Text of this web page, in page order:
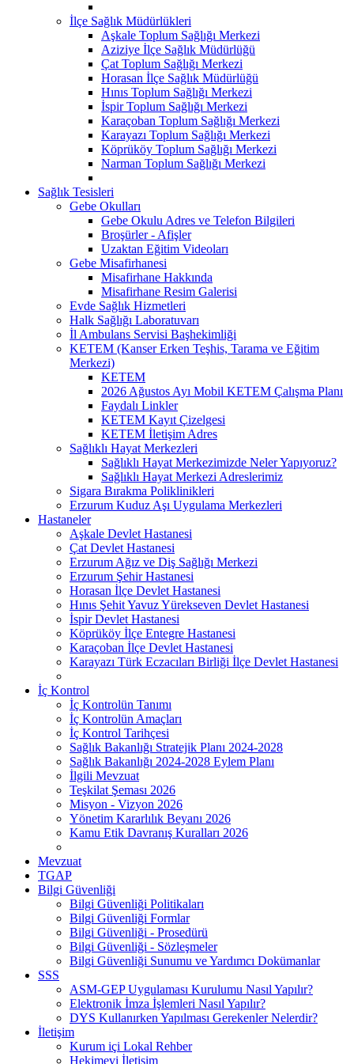
İlçe Sağlık Müdürlükleri
Aşkale Toplum Sağlığı Merkezi
Aziziye İlçe Sağlık Müdürlüğü
Çat Toplum Sağlığı Merkezi
Horasan İlçe Sağlık Müdürlüğü
Hınıs Toplum Sağlığı Merkezi
İspir Toplum Sağlığı Merkezi
Karaçoban Toplum Sağlığı Merkezi
Karayazı Toplum Sağlığı Merkezi
Köprüköy Toplum Sağlığı Merkezi
Narman Toplum Sağlığı Merkezi
Sağlık Tesisleri
Gebe Okulları
Gebe Okulu Adres ve Telefon Bilgileri
Broşürler - Afişler
Uzaktan Eğitim Videoları
Gebe Misafirhanesi
Misafirhane Hakkında
Misafirhane Resim Galerisi
Evde Sağlık Hizmetleri
Halk Sağlığı Laboratuvarı
İl Ambulans Servisi Başhekimliği
KETEM (Kanser Erken Teşhis, Tarama ve Eğitim
Merkezi)
KETEM
2026 Ağustos Ayı Mobil KETEM Çalışma Planı
Faydalı Linkler
KETEM Kayıt Çizelgesi
KETEM İletişim Adres
Sağlıklı Hayat Merkezleri
Sağlıklı Hayat Merkezimizde Neler Yapıyoruz?
Sağlıklı Hayat Merkezi Adreslerimiz
Sigara Bırakma Poliklinikleri
Erzurum Kuduz Aşı Uygulama Merkezleri
Hastaneler
Aşkale Devlet Hastanesi
Çat Devlet Hastanesi
Erzurum Ağız ve Diş Sağlığı Merkezi
Erzurum Şehir Hastanesi
Horasan İlçe Devlet Hastanesi
Hınıs Şehit Yavuz Yürekseven Devlet Hastanesi
İspir Devlet Hastanesi
Köprüköy İlçe Entegre Hastanesi
Karaçoban İlçe Devlet Hastanesi
Karayazı Türk Eczacıları Birliği İlçe Devlet Hastanesi
İç Kontrol
İç Kontrolün Tanımı
İç Kontrolün Amaçları
İç Kontrol Tarihçesi
Sağlık Bakanlığı Stratejik Planı 2024-2028
Sağlık Bakanlığı 2024-2028 Eylem Planı
İlgili Mevzuat
Teşkilat Şeması 2026
Misyon - Vizyon 2026
Yönetim Kararlılık Beyanı 2026
Kamu Etik Davranış Kuralları 2026
Mevzuat
TGAP
Bilgi Güvenliği
Bilgi Güvenliği Politikaları
Bilgi Güvenliği Formlar
Bilgi Güvenliği - Prosedürü
Bilgi Güvenliği - Sözleşmeler
Bilgi Güvenliği Sunumu ve Yardımcı Dokümanlar
SSS
ASM-GEP Uygulaması Kurulumu Nasıl Yapılır?
Elektronik İmza İşlemleri Nasıl Yapılır?
DYS Kullanırken Yapılması Gerekenler Nelerdir?
İletişim
Kurum içi Lokal Rehber
Hekimevi İletişim